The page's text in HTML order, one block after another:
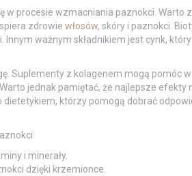
w procesie wzmacniania paznokci. Warto
zdrowie włosów, skóry i paznokci.
Innym ważnym składnikiem jest cynk,
Suplementy z kolagenem mogą pomóc
jednak pamiętać, że najlepsze efekty
którzy pomogą dobrać
i minerały.
dzięki krzemionce.